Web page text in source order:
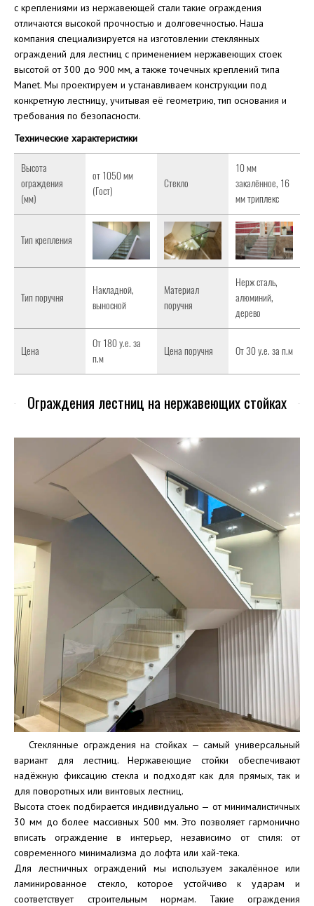
с креплениями из нержавеющей стали такие ограждения
отличаются высокой прочностью и долговечностью. Наша
компания специализируется на изготовлении стеклянных
ограждений для лестниц с применением нержавеющих стоек
высотой от 300 до 900 мм, а также точечных креплений типа
Manet. Мы проектируем и устанавливаем конструкции под
конкретную лестницу, учитывая её геометрию, тип основания и
требования по безопасности.
Технические характеристики
Высота
ограждения
(мм)
от 1050 мм
(Гост)
Стекло
10 мм
закалённое, 16
мм триплекс
Тип крепления
Тип поручня
Накладной,
выносной
Материал
поручня
Нерж сталь,
алюминий,
дерево
Цена
От 180 у.е. за
п.м
Цена поручня От 30 у.е. за п.м
Ограждения лестниц на нержавеющих стойках
Стеклянные ограждения на стойках — самый универсальный
вариант для лестниц. Нержавеющие стойки обеспечивают
надёжную фиксацию стекла и подходят как для прямых, так и
для поворотных или винтовых лестниц.
Высота стоек подбирается индивидуально — от минималистичных
30 мм до более массивных 500 мм. Это позволяет гармонично
вписать ограждение в интерьер, независимо от стиля: от
современного минимализма до лофта или хай-тека.
Для лестничных ограждений мы используем закалённое или
ламинированное стекло, которое устойчиво к ударам и
соответствует строительным нормам. Такие ограждения